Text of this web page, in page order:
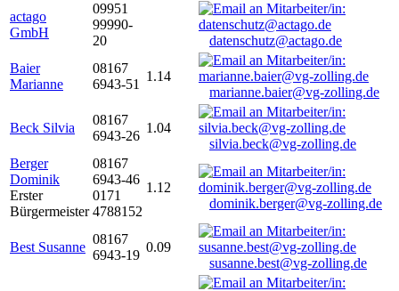
actago
GmbH
09951
99990-
20
datenschutz@actago.de
Baier
Marianne
08167
6943-51
1.14
marianne.baier@vg-zolling.de
Beck Silvia
08167
6943-26
1.04
silvia.beck@vg-zolling.de
Berger
Dominik
Erster
Bürgermeister
08167
6943-46
0171
4788152
1.12
dominik.berger@vg-zolling.de
Best Susanne
08167
6943-19
0.09
susanne.best@vg-zolling.de